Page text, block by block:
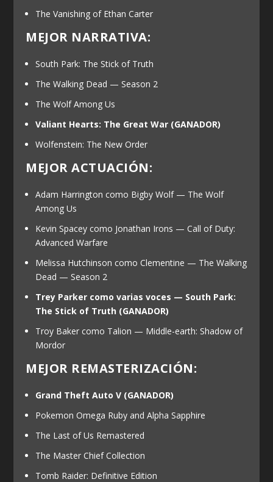
The Vanishing of Ethan Carter
MEJOR NARRATIVA:
South Park: The Stick of Truth
The Walking Dead — Season 2
The Wolf Among Us
Valiant Hearts: The Great War (GANADOR)
Wolfenstein: The New Order
MEJOR ACTUACIÓN:
Adam Harrington como Bigby Wolf — The Wolf
Among Us
Kevin Spacey como Jonathan Irons — Call of Duty:
Advanced Warfare
Melissa Hutchinson como Clementine — The Walking
Dead — Season 2
Trey Parker como varias voces — South Park:
The Stick of Truth (GANADOR)
Troy Baker como Talion — Middle-earth: Shadow of
Mordor
MEJOR REMASTERIZACIÓN:
Grand Theft Auto V (GANADOR)
Pokemon Omega Ruby and Alpha Sapphire
The Last of Us Remastered
The Master Chief Collection
Tomb Raider: Definitive Edition